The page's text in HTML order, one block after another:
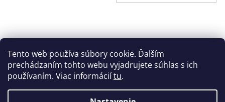
Tento web používa súbory cookie. Ďalším
prechádzaním tohto webu vyjadrujete súhlas s ich
používaním. Viac informáciítu.
á
Podmienky ochrany osobných údajov